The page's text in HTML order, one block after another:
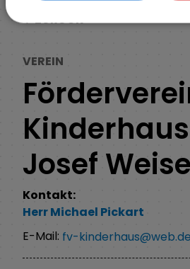
ZURÜCK
VEREIN
Josef
Kontakt:
HerrMichael Pickart
E-Mail: fv-kinderhaus@web.de